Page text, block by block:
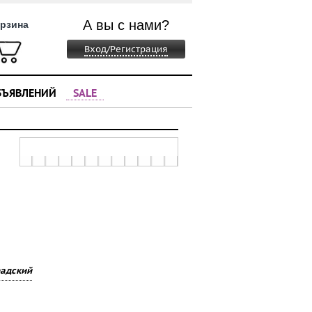
А вы с нами?
Вход/Регистрация
SALE